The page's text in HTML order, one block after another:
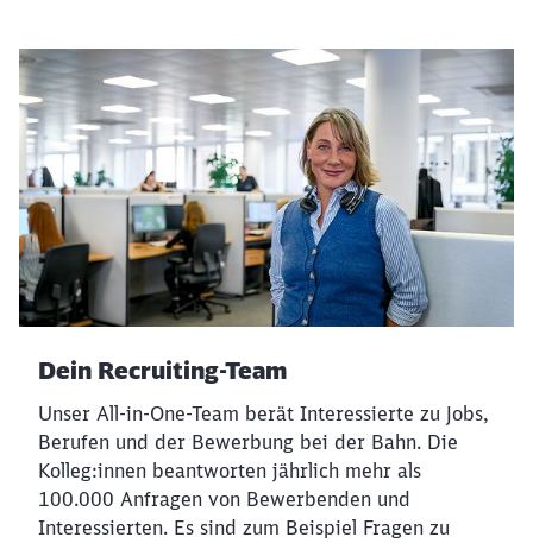
Dein Recruiting-Team
Unser All-in-One-Team berät Interessierte zu Jobs,
Berufen und der Bewerbung bei der Bahn. Die
Kolleg:innen beantworten jährlich mehr als
100.000 Anfragen von Bewerbenden und
Interessierten. Es sind zum Beispiel Fragen zu